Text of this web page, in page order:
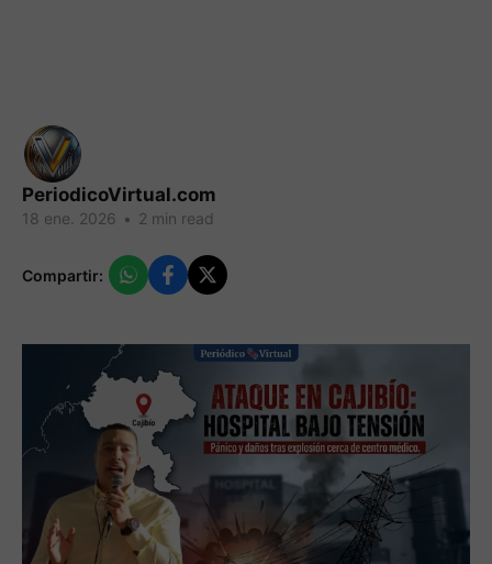
PeriodicoVirtual.com
18 ene. 2026 • 2 min read
Compartir: